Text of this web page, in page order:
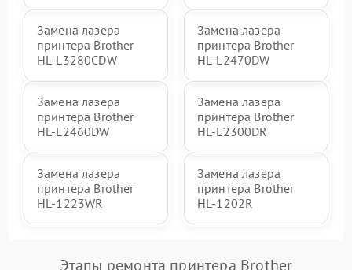
Замена лазера
принтера Brother
HL-L3280CDW
Замена лазера
принтера Brother
HL-L2470DW
Замена лазера
принтера Brother
HL-L2460DW
Замена лазера
принтера Brother
HL-L2300DR
Замена лазера
принтера Brother
HL-1223WR
Замена лазера
принтера Brother
HL-1202R
Этапы ремонта принтера Brother